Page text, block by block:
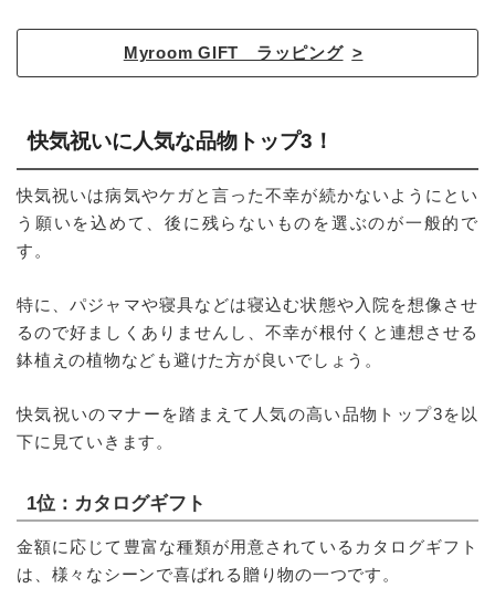
Myroom GIFT ラッピング
快気祝いに人気な品物トップ3！
快気祝いは病気やケガと言った不幸が続かないようにとい
う願いを込めて、後に残らないものを選ぶのが一般的で
す。
特に、パジャマや寝具などは寝込む状態や入院を想像させ
るので好ましくありませんし、不幸が根付くと連想させる
鉢植えの植物なども避けた方が良いでしょう。
快気祝いのマナーを踏まえて人気の高い品物トップ3を以
下に見ていきます。
1位：カタログギフト
金額に応じて豊富な種類が用意されているカタログギフト
は、様々なシーンで喜ばれる贈り物の一つです。